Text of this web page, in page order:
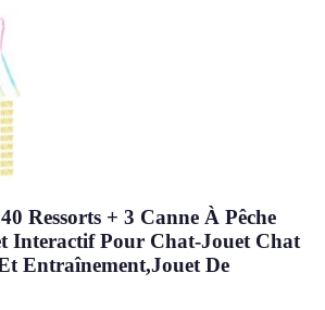
Ressorts + 3 Canne À Pêche
Interactif Pour Chat-Jouet Chat
Entraînement,Jouet De